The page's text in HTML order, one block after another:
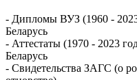
- Дипломы ВУЗ (1960 -
Беларусь
- Аттестаты (1970 - 2023
Беларусь
- Свидетельства ЗАГС (о